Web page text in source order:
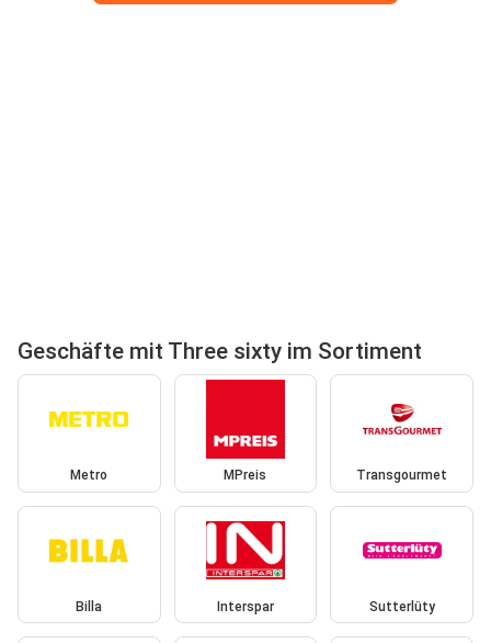
Geschäfte mit Three sixty im Sortiment
Metro MPreis Transgourmet
Billa Interspar Sutterlüty